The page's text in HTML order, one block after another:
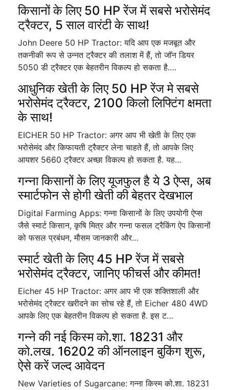
किसानों के लिए 50 HP रेंज में सबसे भरोसेमंद
ट्रैक्टर, 5 साल वारंटी के साथ!
John Deere 50 HP Tractor: यदि आप एक मजबूत और
तकनीकी रूप से उन्नत ट्रैक्टर की तलाश में हैं, तो जॉन डियर
5050 डी ट्रैक्टर एक बेहतरीन विकल्प हो सकता है.…
आधुनिक खेती के लिए 50 HP रेंज मे सबसे
भरोसेमंद ट्रैक्टर, 2100 किलो लिफ्टिंग क्षमता
के साथ!
EICHER 50 HP Tractor: अगर आप भी खेती के लिए एक
भरोसेमंद और किफायती ट्रैक्टर लेना चाहते हैं, तो आपके लिए
आयशर 5660 ट्रैक्टर अच्छा विकल्प हो सकता है. यह…
गन्ना किसानों के लिए यूजफुल है ये 3 ऐप्स, अब
स्मार्टफोन से होगी खेती की बेहतर देखभाल
Digital Farming Apps: गन्ना किसानों के लिए उपयोगी ऐप्स
जैसे स्मार्ट किसान, कृषि मित्र और गन्ना फसल ट्रैकिंग ऐप किसानों
को फसल प्रबंधन, मौसम जानकारी और…
स्मार्ट खेती के लिए 45 HP रेंज में सबसे
भरोसेमंद ट्रैक्टर, जानिए फीचर्स और कीमत!
Eicher 45 HP Tractor: अगर आप भी एक शक्तिशाली और
भरोसेमंद ट्रैक्टर खरीदने का सोच रहे हैं, तो Eicher 480 4WD
आपके लिए एक बेहतरीन विकल्प हो सकता है. इस ट…
गन्ने की नई किस्म को.शा. 18231 और
को.लख. 16202 की ऑनलाइन बुकिंग शुरू,
ऐसे करें जल्द आवेदन
New Varieties of Sugarcane: गन्ना किस्म को.शा. 18231